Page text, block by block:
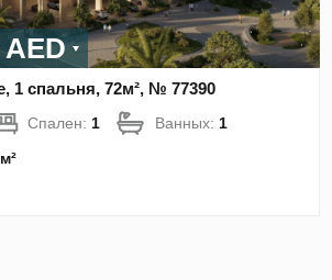
AED
1 спальня, 72м², № 77390
Спален: 1 Ванных: 1